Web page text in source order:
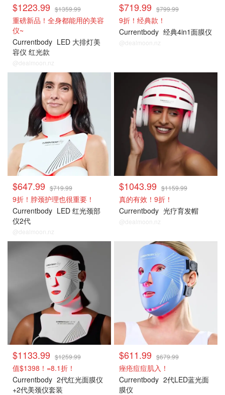
$1223.99 $1359.99
重磅新品！全身都能用的美容
仪~
Currentbody LED 大排灯美
容仪 红光款
@dealmoon.nz
$719.99 $799.99
9折！经典款！
Currentbody 经典4in1面膜仪
@dealmoon.nz
$647.99 $719.99
9折！脖颈护理也很重要！
Currentbody LED 红光颈部
仪2代
@dealmoon.nz
$1043.99 $1159.99
真的有效！9折！
Currentbody 光疗育发帽
@dealmoon.nz
$1133.99 $1259.99
值$1398！=8.1折！
Currentbody 2代红光面膜仪
+2代美颈仪套装
$611.99 $679.99
痤疮痘痘肌入！
Currentbody 2代LED蓝光面
膜仪